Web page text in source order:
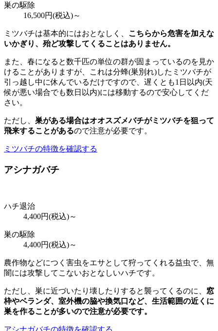
巣の駆除
16,500円(税込)～
ミツバチは基本的にはおとなしく、 こちらから危害を加えな
いかぎり、殆ど攻撃してくることはありません。
また、春になると数千匹の単位の群が固まっているのを見か
けることがありますが、これは分蜂(巣別れ)したミツバチが
引っ越し中に休んでいるだけですので、遅くとも1日以内(天
候が悪い場合でも数日以内)には移動するので安心してくだ
さい。
ただし、 巣がある場合はオオスズメバチがミツバチを狙って
飛来することがあるので注意が必要です。
ミツバチの特徴を確認する
アシナガバチ
ハチ退治
4,400円(税込)～
巣の駆除
4,400円(税込)～
農作物などにつく害虫をエサとして狩ってくれる益虫で、無
闇には攻撃してこないおとなしいハチです。
ただし、巣に近づいたり壊したりすると襲ってくるのに、 窓
枠やベランダ、室外機の脇や換気口など、 生活範囲の近くに
巣を作ることが多いので注意が必要です。